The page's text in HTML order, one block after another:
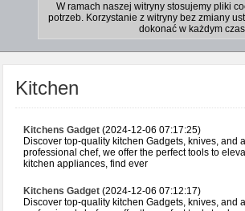
W ramach naszej witryny stosujemy pliki
potrzeb. Korzystanie z witryny bez zmiany
dokonać w każdym
Kitchen
Kitchens Gadget(2024-12-06 07:17:25)
Discover top-quality kitchen Gadgets, knives, and
professional chef, we offer the perfect tools to
kitchen appliances, find ever
Kitchens Gadget(2024-12-06 07:12:17)
Discover top-quality kitchen Gadgets, knives, and